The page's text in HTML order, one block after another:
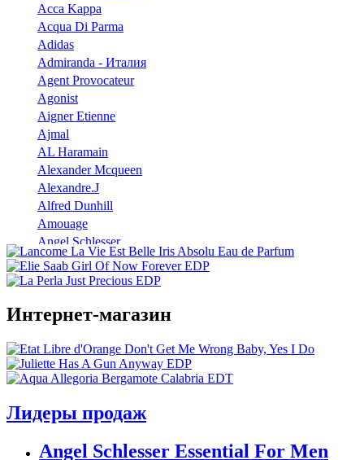
Acca Kappa
Acqua Di Parma
Adidas
Admiranda - Италия
Agent Provocateur
Agonist
Aigner Etienne
Ajmal
AL Haramain
Alexander Mcqueen
Alexandre.J
Alfred Dunhill
Amouage
Angel Schlesser
Anna Sui
Annayake
Antonio Banderas
Armaf
Armand Basi
Atelier Cologne
Badgley Mischka
Banana Republic
Интернет-магазин
Лидеры продаж
Angel Schlesser Essential For Men